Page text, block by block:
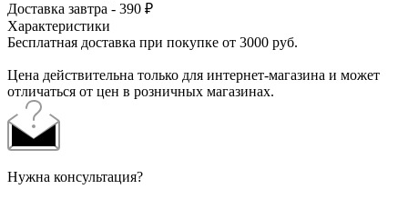
Доставка завтра - 390 ₽
Характеристики
Бесплатная доставка при покупке от 3000 руб.
Цена действительна только для интернет-магазина и может
отличаться от цен в розничных магазинах.
Нужна консультация?